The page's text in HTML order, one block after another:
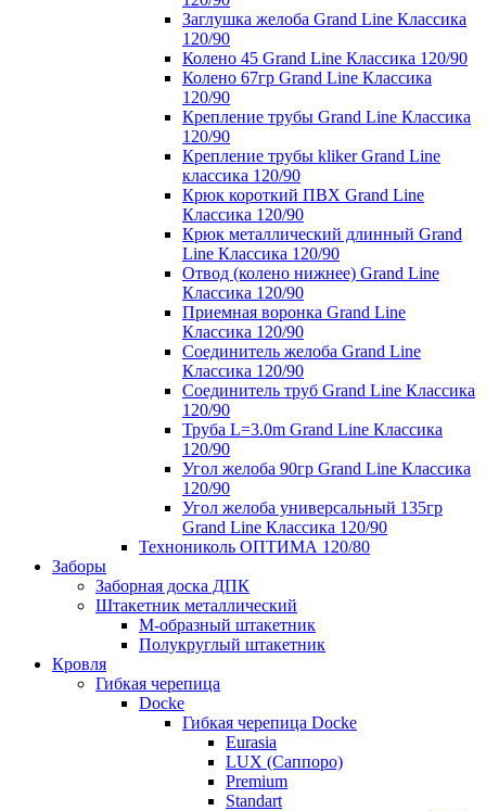
Заглушка желоба Grand Line Классика
120/90
Колено 45 Grand Line Классика 120/90
Колено 67гр Grand Line Классика
120/90
Крепление трубы Grand Line Классика
120/90
Крепление трубы kliker Grand Line
классика 120/90
Крюк короткий ПВХ Grand Line
Классика 120/90
Крюк металлический длинный Grand
Line Классика 120/90
Отвод (колено нижнее) Grand Line
Классика 120/90
Приемная воронка Grand Line
Классика 120/90
Соединитель желоба Grand Line
Классика 120/90
Соединитель труб Grand Line Классика
120/90
Труба L=3.0m Grand Line Классика
120/90
Угол желоба 90гр Grand Line Классика
120/90
Угол желоба универсальный 135гр
Grand Line Классика 120/90
Технониколь ОПТИМА 120/80
Заборы
Заборная доска ДПК
Штакетник металлический
М-образный штакетник
Полукруглый штакетник
Кровля
Гибкая черепица
Docke
Гибкая черепица Docke
Eurasia
LUX (Саппоро)
Premium
Standart